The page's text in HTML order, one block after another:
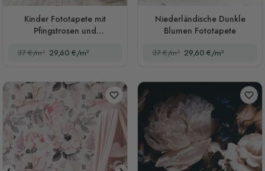
Kinder Fototapete mit
Pfingstrosen und
37 €/m² 29,60 €/m²
Niederländische Dunkle
Blumen Fototapete
37 €/m² 29,60 €/m²